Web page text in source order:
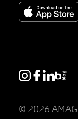
© 2026